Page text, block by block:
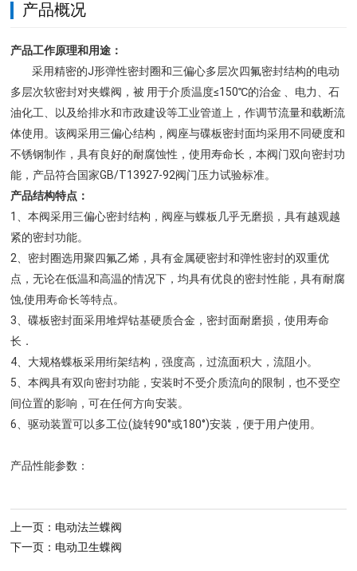
产品概况
产品工作原理和用途：
采用精密的J形弹性密封圈和三偏心多层次四氟密封结构的电动
多层次软密封对夹蝶阀，被 用于介质温度≤150℃的治金 、电力、石
油化工、以及给排水和市政建设等工业管道上，作调节流量和载断流
体使用。该阀采用三偏心结构，阀座与碟板密封面均采用不同硬度和
不锈钢制作，具有良好的耐腐蚀性，使用寿命长，本阀门双向密封功
能，产品符合国家GB/T13927-92阀门压力试验标准。
产品结构特点：
1、本阀采用三偏心密封结构，阀座与蝶板几乎无磨损，具有越观越
紧的密封功能。
2、密封圈选用聚四氟乙烯，具有金属硬密封和弹性密封的双重优
点，无论在低温和高温的情况下，均具有优良的密封性能，具有耐腐
蚀,使用寿命长等特点。
3、碟板密封面采用堆焊钴基硬质合金，密封面耐磨损，使用寿命
长．
4、大规格蝶板采用绗架结构，强度高，过流面积大，流阻小。
5、本阀具有双向密封功能，安装时不受介质流向的限制，也不受空
间位置的影响，可在任何方向安装。
6、驱动装置可以多工位(旋转90°或180°)安装，便于用户使用。
产品性能参数：
上一页：电动法兰蝶阀
下一页：电动卫生蝶阀